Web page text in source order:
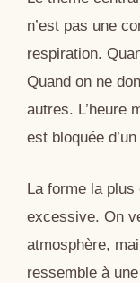
n’est pas une
respiration.
Quand on ne
autres. L’heure
est bloquée
La forme la plus
excessive. On
atmosphère,
ressemble à